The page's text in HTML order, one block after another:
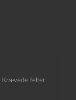
Krævede felter